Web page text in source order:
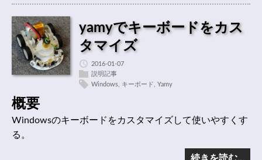
yamyでキーボードをカス
タマイズ
2016-01-07
説明記事
Windows
キーボード Yamy
概要
Windowsのキーボードをカスタマイズして使いやすくす
る。
続きを読む…